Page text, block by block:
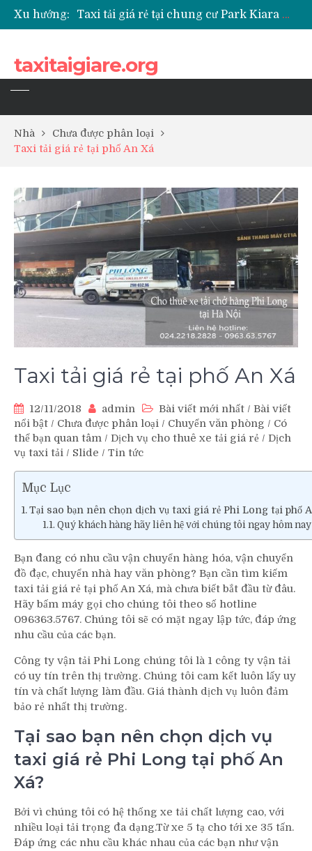
Xu hướng:
Taxi tải giá rẻ tại chung cư Park Kiara Hà Đông
Taxi tải giá rẻ tại chung cư Grande Park Phú Lãm
taxitaigiare.org
Nhà
Chưa được phân loại
Taxi tải giá rẻ tại phố An Xá
Taxi tải giá rẻ tại phố An Xá
12/11/2018 admin Bài viết mới nhất / Bài viết
nổi bật / Chưa được phân loại / Chuyển văn phòng / Có
thể bạn quan tâm / Dịch vụ cho thuê xe tải giá rẻ / Dịch
vụ taxi tải / Slide / Tin tức
Mục Lục
Tại sao bạn nên chọn dịch vụ taxi giá rẻ Phi Long tại phố
Quý khách hàng hãy liên hệ với chúng tôi ngay hôm nay
Bạn đang có nhu cầu vận chuyển hàng hóa, vận chuyển
đồ đạc, chuyển nhà hay văn phòng? Bạn cần tìm kiếm
taxi tải giá rẻ tại phố An Xá, mà chưa biết bắt đầu từ đâu.
Hãy bấm máy gọi cho chúng tôi theo số hotline
096363.5767. Chúng tôi sẽ có mặt ngay lập tức, đáp ứng
nhu cầu của các bạn.
Công ty vận tải Phi Long chúng tôi là 1 công ty vận tải
có uy tín trên thị trường. Chúng tôi cam kết luôn lấy uy
tín và chất lượng làm đầu. Giá thành dịch vụ luôn đảm
bảo rẻ nhất thị trường.
Tại sao bạn nên chọn dịch vụ
taxi giá rẻ Phi Long tại phố An
Xá?
Bởi vì chúng tôi có hệ thống xe tải chất lượng cao, với
nhiều loại tải trọng đa dạng.Từ xe 5 tạ cho tới xe 35 tấn.
Đáp ứng các nhu cầu khác nhau của các bạn như vận